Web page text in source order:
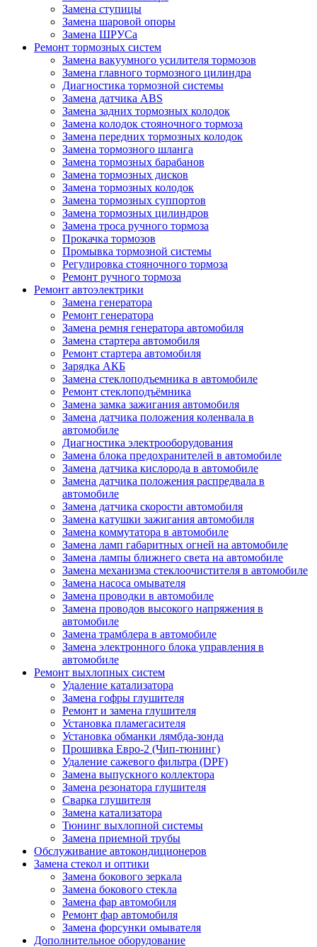
Замена ступицы
Замена шаровой опоры
Замена ШРУСа
Ремонт тормозных систем
Замена вакуумного усилителя тормозов
Замена главного тормозного цилиндра
Диагностика тормозной системы
Замена датчика ABS
Замена задних тормозных колодок
Замена колодок стояночного тормоза
Замена передних тормозных колодок
Замена тормозного шланга
Замена тормозных барабанов
Замена тормозных дисков
Замена тормозных колодок
Замена тормозных суппортов
Замена тормозных цилиндров
Замена троса ручного тормоза
Прокачка тормозов
Промывка тормозной системы
Регулировка стояночного тормоза
Ремонт ручного тормоза
Ремонт автоэлектрики
Замена генератора
Ремонт генератора
Замена ремня генератора автомобиля
Замена стартера автомобиля
Ремонт стартера автомобиля
Зарядка АКБ
Замена стеклоподъемника в автомобиле
Ремонт стеклоподъёмника
Замена замка зажигания автомобиля
Замена датчика положения коленвала в
автомобиле
Диагностика электрооборудования
Замена блока предохранителей в автомобиле
Замена датчика кислорода в автомобиле
Замена датчика положения распредвала в
автомобиле
Замена датчика скорости автомобиля
Замена катушки зажигания автомобиля
Замена коммутатора в автомобиле
Замена ламп габаритных огней на автомобиле
Замена лампы ближнего света на автомобиле
Замена механизма стеклоочистителя в автомобиле
Замена насоса омывателя
Замена проводки в автомобиле
Замена проводов высокого напряжения в
автомобиле
Замена трамблера в автомобиле
Замена электронного блока управления в
автомобиле
Ремонт выхлопных систем
Удаление катализатора
Замена гофры глушителя
Ремонт и замена глушителя
Установка пламегасителя
Установка обманки лямбда-зонда
Прошивка Евро-2 (Чип-тюнинг)
Удаление сажевого фильтра (DPF)
Замена выпускного коллектора
Замена резонатора глушителя
Сварка глушителя
Замена катализатора
Тюнинг выхлопной системы
Замена приемной трубы
Обслуживание автокондиционеров
Замена стекол и оптики
Замена бокового зеркала
Замена бокового стекла
Замена фар автомобиля
Ремонт фар автомобиля
Замена форсунки омывателя
Дополнительное оборудование